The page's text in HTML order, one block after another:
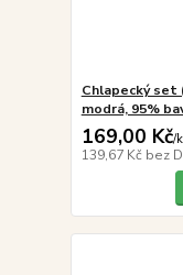
Chlapecký set
modrá, 95%
169,00 Kč/
139,67 Kč bez